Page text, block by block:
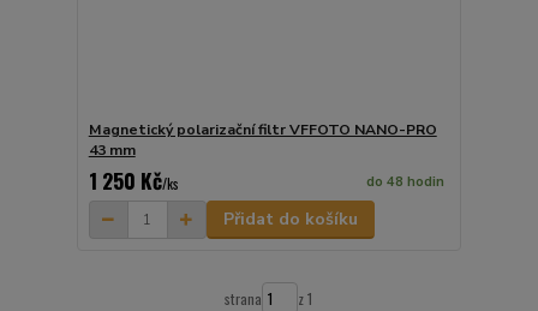
Magnetický polarizační filtr VFFOTO NANO-PRO
43 mm
1 250 Kč/ks do 48 hodin
Přidat do košíku
strana z 1